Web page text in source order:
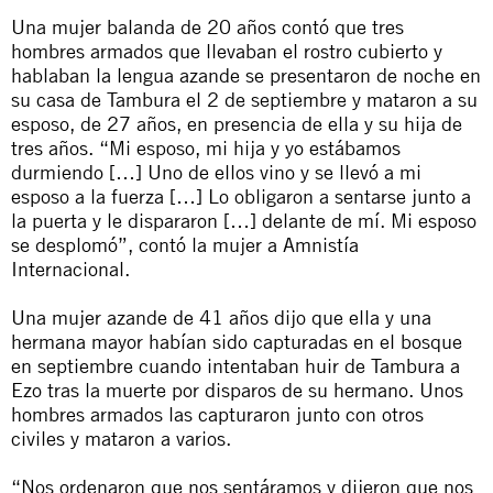
Una mujer balanda de 20 años contó que tres
hombres armados que llevaban el rostro cubierto y
hablaban la lengua azande se presentaron de noche en
su casa de Tambura el 2 de septiembre y mataron a su
esposo, de 27 años, en presencia de ella y su hija de
tres años. “Mi esposo, mi hija y yo estábamos
durmiendo […] Uno de ellos vino y se llevó a mi
esposo a la fuerza […] Lo obligaron a sentarse junto a
la puerta y le dispararon […] delante de mí. Mi esposo
se desplomó”, contó la mujer a Amnistía
Internacional.
Una mujer azande de 41 años dijo que ella y una
hermana mayor habían sido capturadas en el bosque
en septiembre cuando intentaban huir de Tambura a
Ezo tras la muerte por disparos de su hermano. Unos
hombres armados las capturaron junto con otros
civiles y mataron a varios.
“Nos ordenaron que nos sentáramos y dijeron que nos